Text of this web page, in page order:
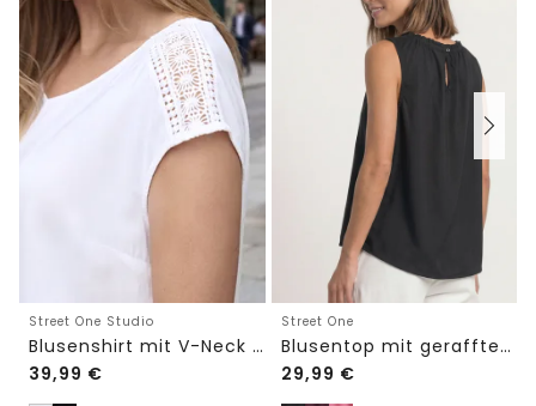
Street One Studio
Blusenshirt mit V-Neck und Spitze
39,99 €
Street One
Blusentop mit gerafftem Rundhals
29,99 €